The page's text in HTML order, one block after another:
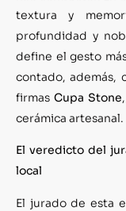
textura y
profundidad y
define el gesto
contado, además,
firmas Cupa Stone
cerámica artesanal.
El veredicto del
local
El jurado de esta